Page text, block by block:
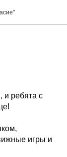
и ребята с
игры и